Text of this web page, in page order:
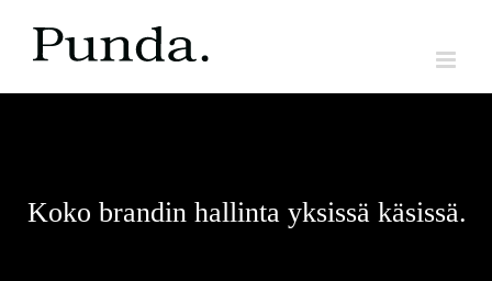
content
Koko brandin hallinta yksissä käsissä.